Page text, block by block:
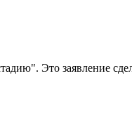
Это заявление